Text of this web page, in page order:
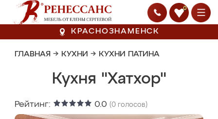
0
КРАСНОЗНАМЕНСК
ГЛАВНАЯ → КУХНИ → КУХНИ ПАТИНА
Кухня "Хатхор"
Рейтинг: 0.0 (0 голосов)